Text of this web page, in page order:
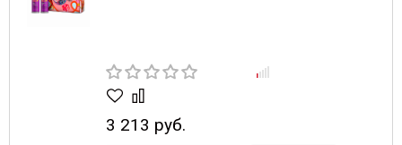
3 213 руб.